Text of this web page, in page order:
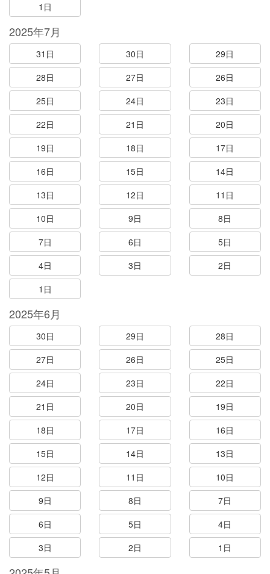
1日
2025年7月
31日 30日
29日
28日
27日
26日
25日
24日
23日
22日
21日
20日
19日
18日
17日
16日
15日
14日
13日
12日
11日
10日
9日
8日
7日
6日
5日
4日
3日
2日
1日
2025年6月
30日 29日
28日
27日
26日
25日
24日
23日
22日
21日
20日
19日
18日
17日
16日
15日
14日
13日
12日
11日
10日
9日
8日
7日
6日
5日
4日
3日
2日 1日